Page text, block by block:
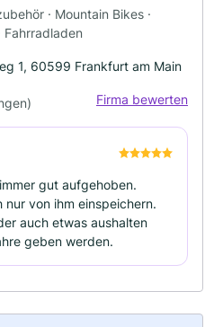
· Mountain Bikes ·
Fahrradladen
1, 60599 Frankfurt am Main
Firma bewerten
gut aufgehoben.
nur von ihm einspeichern.
auch etwas aushalten
geben werden.